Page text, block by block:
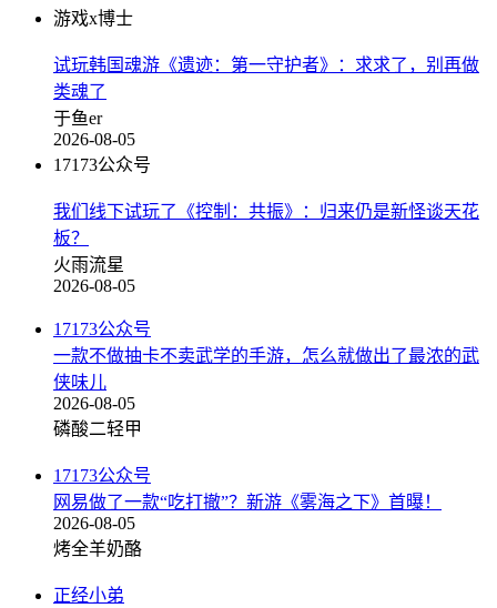
游戏x博士
试玩韩国魂游《遗迹：第一守护者》：求求了，别再做
类魂了
于鱼er
2026-08-05
17173公众号
我们线下试玩了《控制：共振》：归来仍是新怪谈天花
板？
火雨流星
2026-08-05
17173公众号
一款不做抽卡不卖武学的手游，怎么就做出了最浓的武
侠味儿
2026-08-05
磷酸二轻甲
17173公众号
网易做了一款“吃打撤”？新游《雾海之下》首曝！
2026-08-05
烤全羊奶酪
正经小弟